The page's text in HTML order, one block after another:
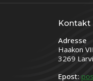
Kontakt
Adresse
Haakon
3269
Epost: